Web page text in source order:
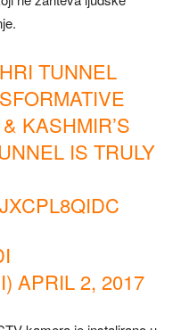
TUNNEL
KASHMIR’S
IS TRULY
APRIL 2, 2017